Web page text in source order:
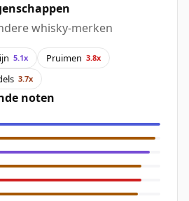
whisky-merken
5.1x Pruimen 3.8x
3.7x
noten